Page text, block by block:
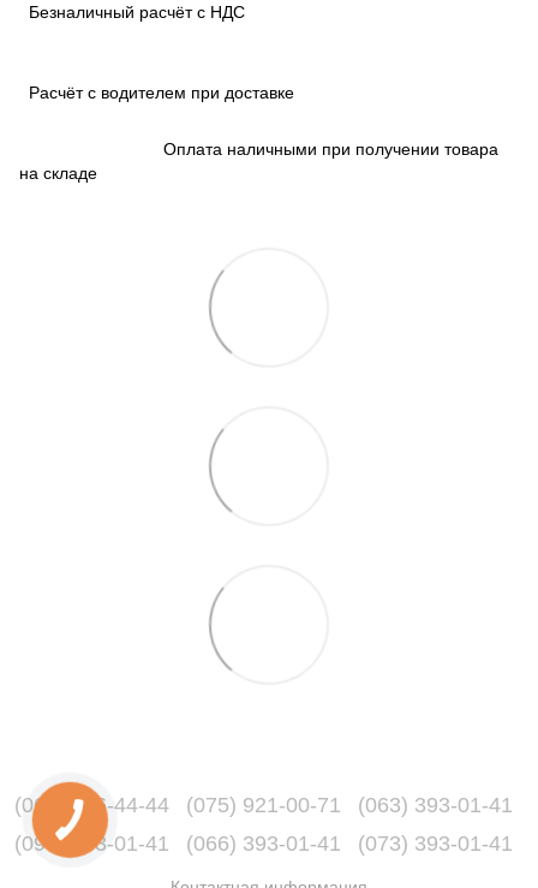
Безналичный расчёт с НДС
Расчёт с водителем при доставке
Оплата наличными при получении товара
на складе
(067) 216-44-44 (075) 921-00-71
(063) 393-01-41
(096) 393-01-41
(066) 393-01-41 (073) 393-01-41